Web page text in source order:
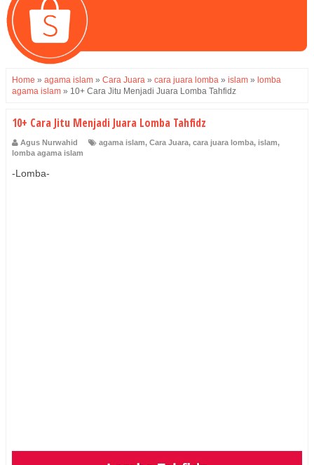
Home » agama islam » Cara Juara » cara juara lomba » islam » lomba
agama islam » 10+ Cara Jitu Menjadi Juara Lomba Tahfidz
10+ Cara Jitu Menjadi Juara Lomba Tahfidz
Agus Nurwahid agama islam, Cara Juara, cara juara lomba, islam,
lomba agama islam
-Lomba-